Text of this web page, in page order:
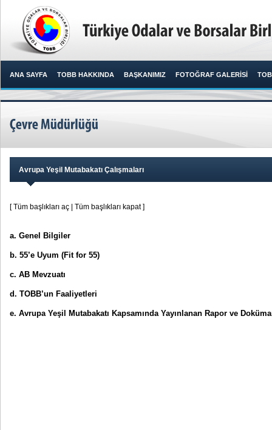
ANA SAYFA TOBB HAKKINDA BAŞKANIMIZ FOTOĞRAF GALERİSİ
Avrupa Yeşil Mutabakatı Çalışmaları
[ Tüm başlıkları aç Tüm başlıkları kapat ]
a. Genel Bilgiler
b. 55’e Uyum (Fit for 55)
c. AB Mevzuatı
d. TOBB’un Faaliyetleri
e. Avrupa Yeşil Mutabakatı Kapsamında Yayınlanan Rapor ve